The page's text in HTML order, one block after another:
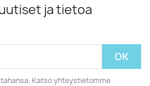
ja tietoa
Katso yhteystietomme